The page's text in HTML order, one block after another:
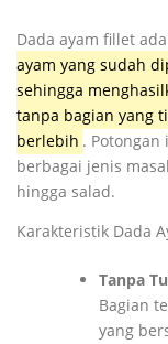
Dada ayam fillet
ayam yang sudah
sehingga
tanpa bagian yang
berlebih .
berbagai jenis
hingga salad.
Karakteristik Dada
Tanpa
Bagian
yang